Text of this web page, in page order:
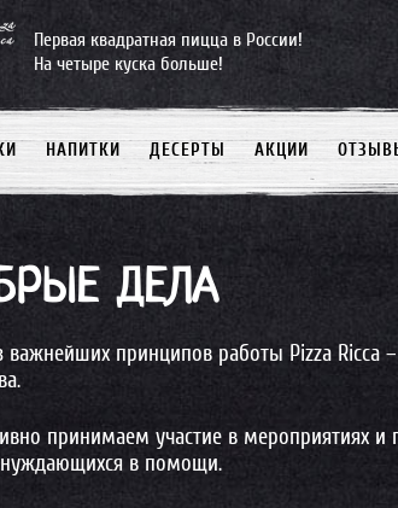
Первая квадратная пицца в России!
На четыре куска больше!
НАПИТКИ ДЕСЕРТЫ АКЦИИ
ДЕЛА
важнейших принципов работы Pizza Ricca
принимаем участие в мероприятиях и
в помощи.